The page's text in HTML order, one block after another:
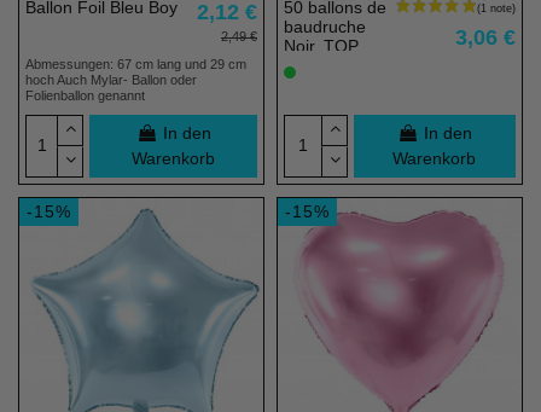
Ballon Foil Bleu Boy 2,12 €
2,49 €
Abmessungen: 67 cm lang und 29 cm
hoch Auch Mylar- Ballon oder
Folienballon genannt
In den
Warenkorb
50 ballons de
baudruche
Noir, TOP
PRIX - 23 cm
- 100% éco
3,06 €
In den
Warenkorb
-15% -15%